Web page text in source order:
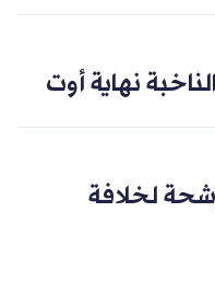
نهاية أوت
لخلافة